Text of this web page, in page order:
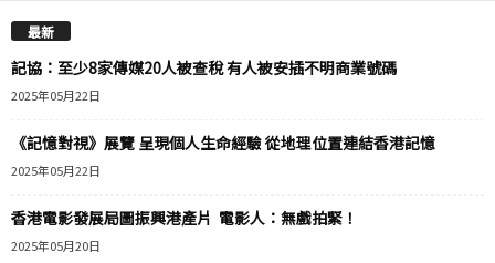
最新
記協：至少8家傳媒20人被查稅 有人被安插不明商業號碼
2025年05月22日
《記憶對視》展覽 呈現個人生命經驗 從地理位置連結香港記憶
2025年05月22日
香港電影發展局圖振興港產片 電影人：無戲拍緊！
2025年05月20日